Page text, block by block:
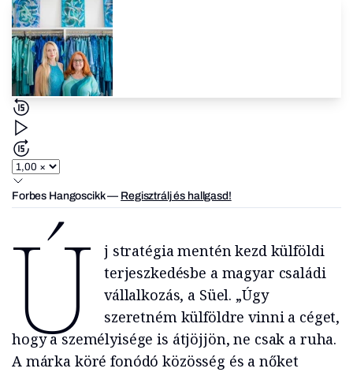
Forbes Hangoscikk— Regisztrálj és hallgasd!
Ú
j stratégia mentén kezd külföldi
terjeszkedésbe a magyar családi
vállalkozás, a Süel. „Úgy
szeretném külföldre vinni a céget,
hogy a személyisége is átjöjjön, ne csak a ruha.
A márka köré fonódó közösség és a nőket